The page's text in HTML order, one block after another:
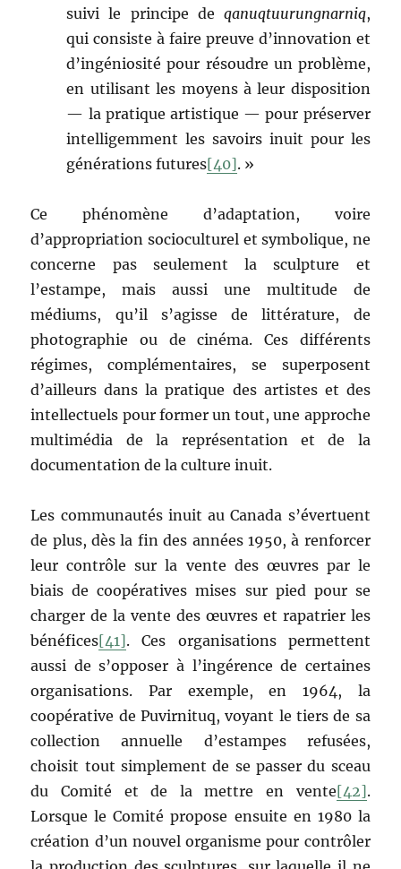
suivi le principe de qanuqtuurungnarniq,
qui consiste à faire preuve d’innovation et
d’ingéniosité pour résoudre un problème,
en utilisant les moyens à leur disposition
— la pratique artistique — pour préserver
intelligemment les savoirs inuit pour les
générations futures[40]. »
Ce phénomène d’adaptation, voire
d’appropriation socioculturel et symbolique, ne
concerne pas seulement la sculpture et
l’estampe, mais aussi une multitude de
médiums, qu’il s’agisse de littérature, de
photographie ou de cinéma. Ces différents
régimes, complémentaires, se superposent
d’ailleurs dans la pratique des artistes et des
intellectuels pour former un tout, une approche
multimédia de la représentation et de la
documentation de la culture inuit.
Les communautés inuit au Canada s’évertuent
de plus, dès la fin des années 1950, à renforcer
leur contrôle sur la vente des œuvres par le
biais de coopératives mises sur pied pour se
charger de la vente des œuvres et rapatrier les
bénéfices[41]. Ces organisations permettent
aussi de s’opposer à l’ingérence de certaines
organisations. Par exemple, en 1964, la
coopérative de Puvirnituq, voyant le tiers de sa
collection annuelle d’estampes refusées,
choisit tout simplement de se passer du sceau
du Comité et de la mettre en vente[42].
Lorsque le Comité propose ensuite en 1980 la
création d’un nouvel organisme pour contrôler